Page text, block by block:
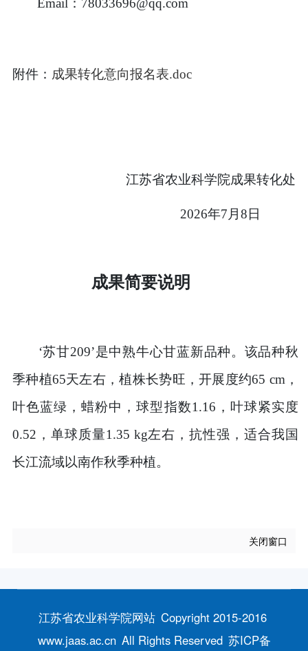
Email ： 78033696@qq.com
附件： 成果转化意向报名表.doc
江苏省农业科学院成果转化处
2026年7 月8 日
成果简要说明
‘苏甘209’是中熟牛心甘蓝新品种。该品种秋
季种植65天左右，植株长势旺，开展度约65 cm，
叶色蓝绿，蜡粉中，球型指数1.16，叶球紧实度
0.52，单球质量1.35 kg左右，抗性强，适合我国
长江流域以南作秋季种植。
关闭窗口
江苏省农业科学院网站 Copyright 2015-2016
www.jaas.ac.cn All Rights Reserved 苏ICP备